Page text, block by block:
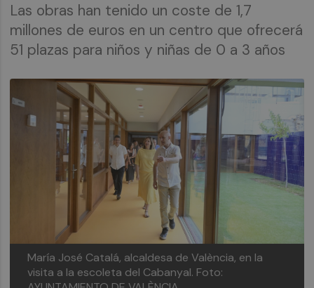
Las obras han tenido un coste de 1,7
millones de euros en un centro que ofrecerá
51 plazas para niños y niñas de 0 a 3 años
María José Catalá, alcaldesa de València, en la
visita a la escoleta del Cabanyal. Foto: